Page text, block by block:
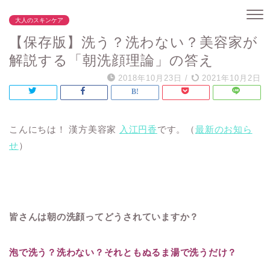
大人のスキンケア
【保存版】洗う？洗わない？美容家が
解説する「朝洗顔理論」の答え
2018年10月23日 / 2021年10月2日
こんにちは！ 漢方美容家 入江円香です。（最新のお知ら
せ）
皆さんは朝の洗顔ってどうされていますか？
泡で洗う？洗わない？それともぬるま湯で洗うだけ？